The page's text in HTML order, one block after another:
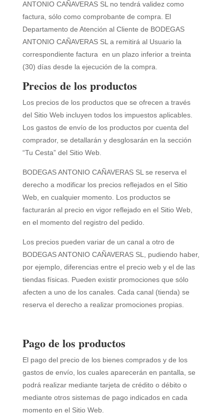
ANTONIO CAÑAVERAS SL no tendrá validez como
factura, sólo como comprobante de compra. El
Departamento de Atención al Cliente de BODEGAS
ANTONIO CAÑAVERAS SL a remitirá al Usuario la
correspondiente factura en un plazo inferior a treinta
(30) días desde la ejecución de la compra.
Precios de los productos
Los precios de los productos que se ofrecen a través
del Sitio Web incluyen todos los impuestos aplicables.
Los gastos de envío de los productos por cuenta del
comprador, se detallarán y desglosarán en la sección
“Tu Cesta” del Sitio Web.
BODEGAS ANTONIO CAÑAVERAS SL se reserva el
derecho a modificar los precios reflejados en el Sitio
Web, en cualquier momento. Los productos se
facturarán al precio en vigor reflejado en el Sitio Web,
en el momento del registro del pedido.
Los precios pueden variar de un canal a otro de
BODEGAS ANTONIO CAÑAVERAS SL
, pudiendo haber,
por ejemplo, diferencias entre el precio web y el de las
tiendas físicas. Pueden existir promociones que sólo
afecten a uno de los canales. Cada canal (tienda) se
reserva el derecho a realizar promociones propias.
Pago de los productos
El pago del precio de los bienes comprados y de los
gastos de envío, los cuales aparecerán en pantalla, se
podrá realizar mediante tarjeta de crédito o débito o
mediante otros sistemas de pago indicados en cada
momento en el Sitio Web.